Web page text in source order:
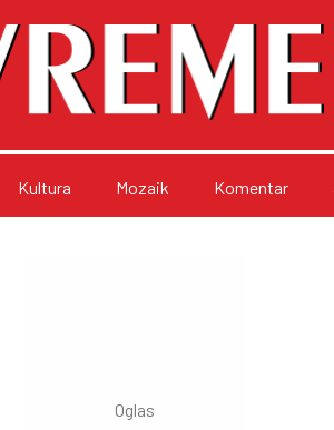
Kultura Mozaik Komentar